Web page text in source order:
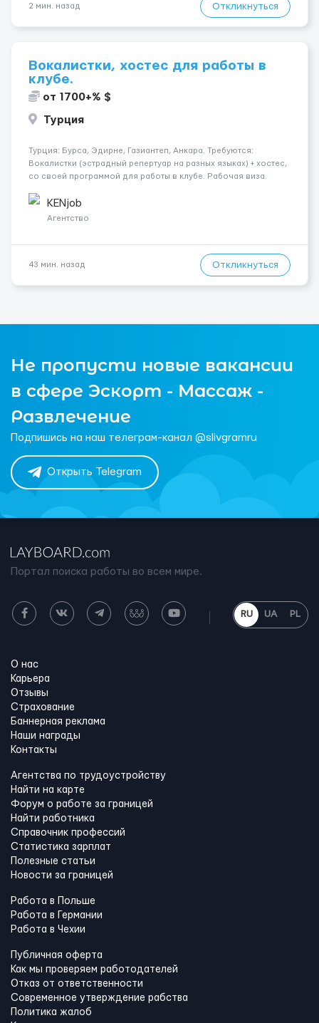
2 мин. назад Откликнуться
Вокалистки, хостес для работы в
клубе.
от 1700+% $
Турция
Турция: Бурса, Эдирне, Газиантеп, Анкара. Требуются:
Вокалистки (эстрадный репертуар на разных языках) + хостеc,
со своей программой для работы в клубе. Рабочая виза.
одного до трех месяцев. Мед. страховка. Высокая зарплат...
KENjob
Агентство
43 мин. назад Откликнуться
Не пропусти новые вакансии
в сфере Эскорт - Массаж -
Развлечение
Подпишись на наш телеграм-канал @slivgramru
Открыть Telegram
Портал поиска работы во всем мире.
RU UA PL
О нас
Карьера
Отзывы
Страхование
Баннерная реклама
Наши награды
Контакты
Агентства по трудоустройству
Найти на карте
Форум о работе за границей
Найти работника
Справочник профессий
Статистика зарплат
Полезные статьи
Новости за границей
Работа в Польше
Работа в Германии
Работа в Чехии
Публичная оферта
Как мы проверяем работодателей
Отказ от ответственности
Современное утверждение рабства
Политика жалоб